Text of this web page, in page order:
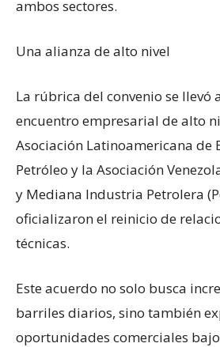
ambos sectores.
Una alianza de alto nivel
La rúbrica del convenio se llevó
encuentro empresarial de alto
Asociación Latinoamericana de
Petróleo y la Asociación
y Mediana Industria Petrolera
oficializaron el reinicio de
técnicas.
Este acuerdo no solo busca
barriles diarios, sino también
oportunidades comerciales